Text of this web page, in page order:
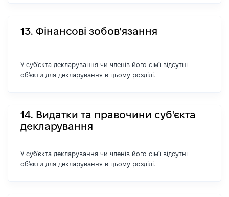
13. Фінансові зобов'язання
У суб'єкта декларування чи членів його сім'ї відсутні
об'єкти для декларування в цьому розділі.
14. Видатки та правочини суб'єкта
декларування
У суб'єкта декларування чи членів його сім'ї відсутні
об'єкти для декларування в цьому розділі.